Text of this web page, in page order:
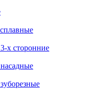
х сторонние